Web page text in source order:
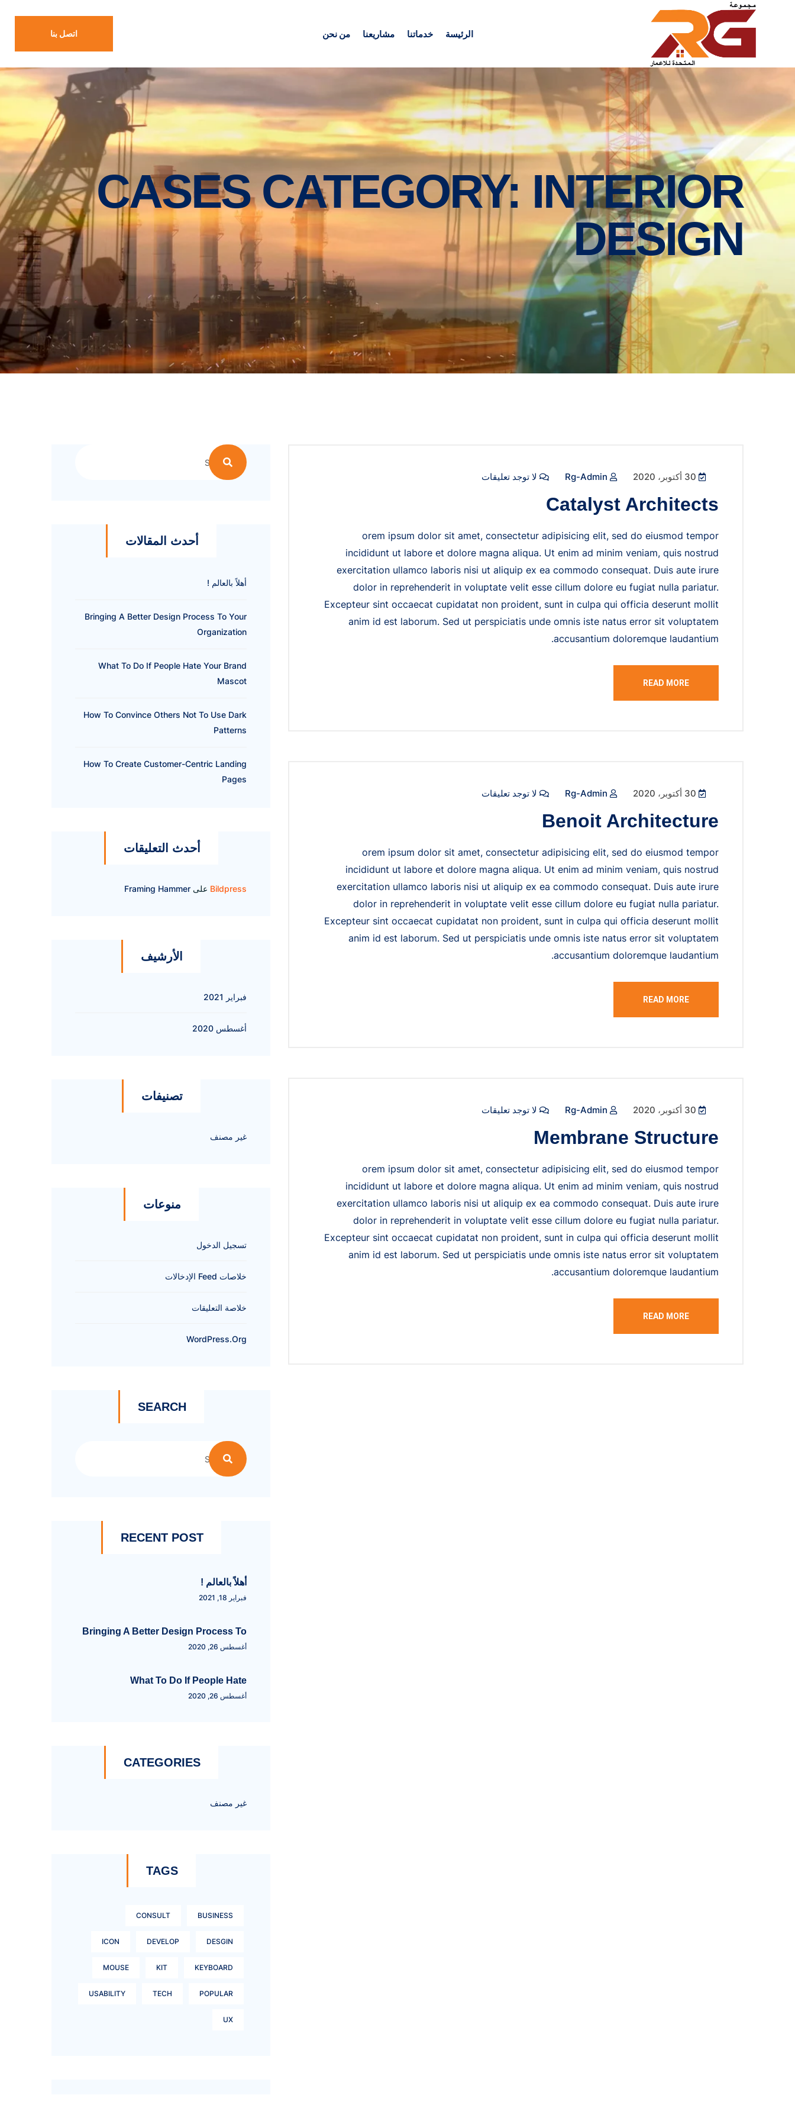
الرئيسة خدماتنا مشاريعنا من نحن اتصل بنا
CASES CATEGORY: INTERIOR
DESIGN
لا توجد تعليقات
Catalyst Architects
orem ipsum dolor sit amet, consectetur adipisicing elit, sed do eiusmod tempor
incididunt ut labore et dolore magna aliqua. Ut enim ad minim veniam, quis nostrud
exercitation ullamco laboris nisi ut aliquip ex ea commodo consequat. Duis aute irure
dolor in reprehenderit in voluptate velit esse cillum dolore eu fugiat nulla pariatur.
Excepteur sint occaecat cupidatat non proident, sunt in culpa qui officia deserunt mollit
anim id est laborum. Sed ut perspiciatis unde omnis iste natus error sit voluptatem
accusantium doloremque laudantium.
READ MORE
لا توجد تعليقات
Benoit Architecture
orem ipsum dolor sit amet, consectetur adipisicing elit, sed do eiusmod tempor
incididunt ut labore et dolore magna aliqua. Ut enim ad minim veniam, quis nostrud
exercitation ullamco laboris nisi ut aliquip ex ea commodo consequat. Duis aute irure
dolor in reprehenderit in voluptate velit esse cillum dolore eu fugiat nulla pariatur.
Excepteur sint occaecat cupidatat non proident, sunt in culpa qui officia deserunt mollit
anim id est laborum. Sed ut perspiciatis unde omnis iste natus error sit voluptatem
accusantium doloremque laudantium.
READ MORE
لا توجد تعليقات
Membrane Structure
orem ipsum dolor sit amet, consectetur adipisicing elit, sed do eiusmod tempor
incididunt ut labore et dolore magna aliqua. Ut enim ad minim veniam, quis nostrud
exercitation ullamco laboris nisi ut aliquip ex ea commodo consequat. Duis aute irure
dolor in reprehenderit in voluptate velit esse cillum dolore eu fugiat nulla pariatur.
Excepteur sint occaecat cupidatat non proident, sunt in culpa qui officia deserunt mollit
anim id est laborum. Sed ut perspiciatis unde omnis iste natus error sit voluptatem
accusantium doloremque laudantium.
READ MORE
أحدث المقالات
أهلاً بالعالم !
Bringing A Better Design Process To Your
Organization
What To Do If People Hate Your Brand
Mascot
How To Convince Others Not To Use Dark
Patterns
How To Create Customer-Centric Landing
Pages
أحدث التعليقات
Bildpress على Framing Hammer
الأرشيف
فبراير 2021
أغسطس 2020
تصنيفات
غير مصنف
منوعات
تسجيل الدخول
خلاصات Feed الإدخالات
خلاصة التعليقات
WordPress.org
SEARCH
RECENT POST
أهلاً بالعالم !
فبراير 18, 2021
Bringing A Better Design Process To
أغسطس 26, 2020
What To Do If People Hate
أغسطس 26, 2020
CATEGORIES
غير مصنف
TAGS
BUSINESS
CONSULT
DESGIN
DEVELOP
ICON
KEYBOARD
KIT
MOUSE
POPULAR
TECH
USABILITY
UX